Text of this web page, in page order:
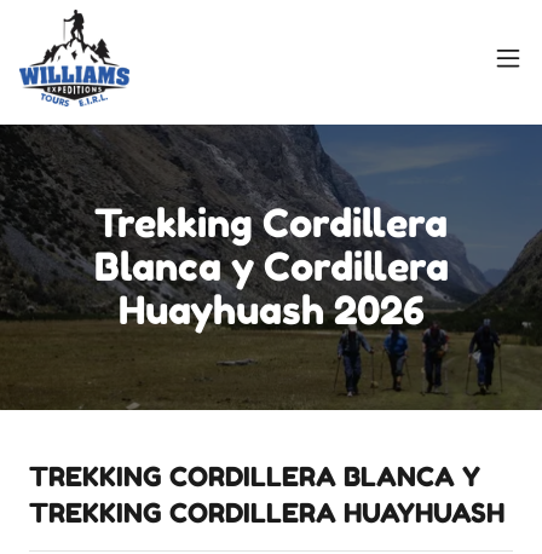
Trekking Cordillera
Blanca y Cordillera
Huayhuash 2026
TREKKING CORDILLERA BLANCA Y
TREKKING CORDILLERA HUAYHUASH